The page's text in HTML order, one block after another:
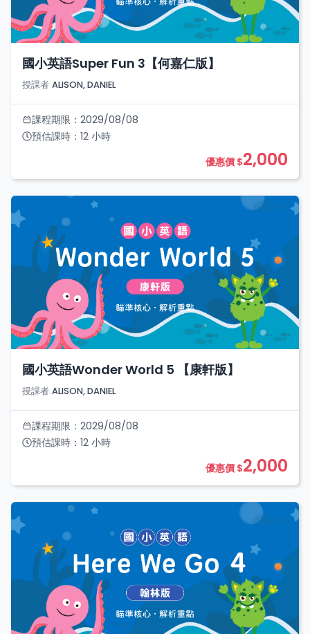
國小英語Super Fun 3【何嘉仁版】
授課者 ALISON, DANIEL
課程期限： 2029/08/08
預估課時： 12 小時
優惠價 $2,000
國小英語Wonder World 5 【康軒版】
授課者 ALISON, DANIEL
課程期限： 2029/08/08
預估課時： 12 小時
優惠價 $2,000